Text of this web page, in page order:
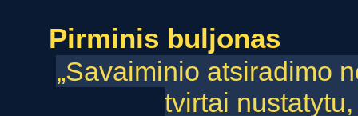
Pirminis buljonas
„Savaiminio atsiradimo
tvirtai